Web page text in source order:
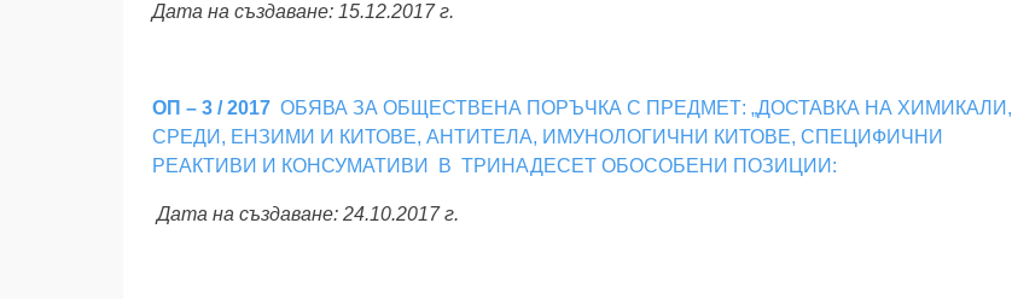
Дата на създаване: 15.12.2017 г.
ОП – 3 / 2017 ОБЯВА ЗА ОБЩЕСТВЕНА ПОРЪЧКА С ПРЕДМЕТ: „ДОСТАВКА НА ХИМИКАЛИ,
СРЕДИ, ЕНЗИМИ И КИТОВЕ, АНТИТЕЛА, ИМУНОЛОГИЧНИ КИТОВЕ, СПЕЦИФИЧНИ
РЕАКТИВИ И КОНСУМАТИВИ В ТРИНАДЕСЕТ ОБОСОБЕНИ ПОЗИЦИИ:
Дата на създаване: 24.10.2017 г.